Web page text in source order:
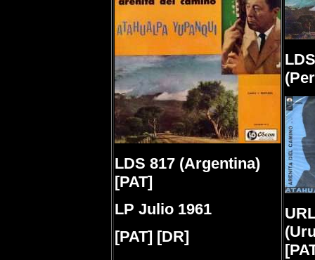
LDS 817 (Argentina)
[PAT]
LP Julio 1961
[PAT] [DR]